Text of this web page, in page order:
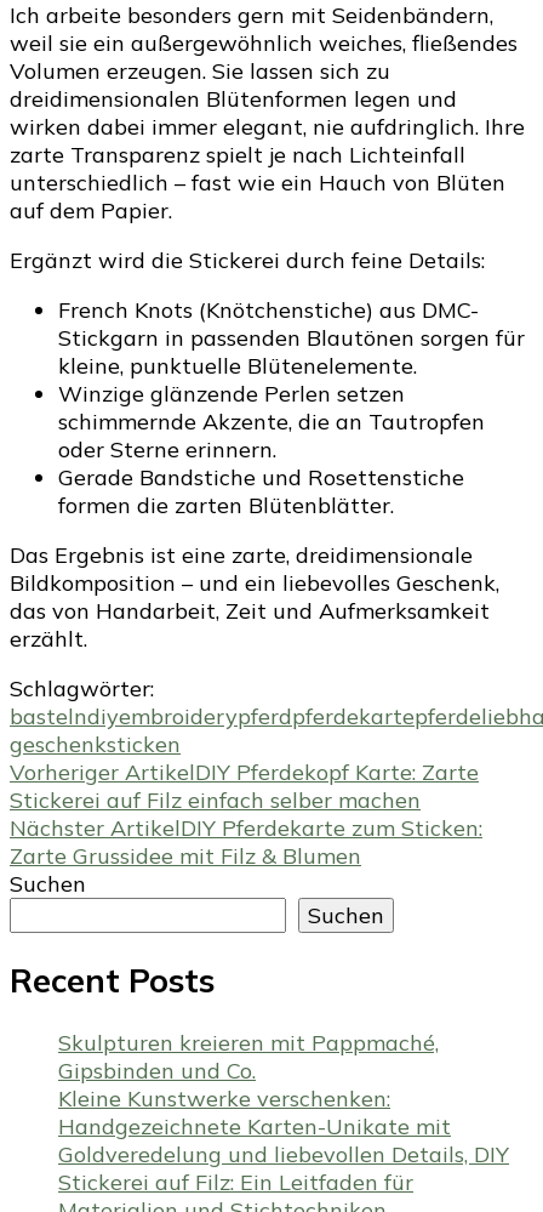
Ich arbeite besonders gern mit Seidenbändern,
weil sie ein außergewöhnlich weiches, fließendes
Volumen erzeugen. Sie lassen sich zu
dreidimensionalen Blütenformen legen und
wirken dabei immer elegant, nie aufdringlich. Ihre
zarte Transparenz spielt je nach Lichteinfall
unterschiedlich – fast wie ein Hauch von Blüten
auf dem Papier.
Ergänzt wird die Stickerei durch feine Details:
French Knots (Knötchenstiche) aus DMC-
Stickgarn in passenden Blautönen sorgen für
kleine, punktuelle Blütenelemente.
Winzige glänzende Perlen setzen
schimmernde Akzente, die an Tautropfen
oder Sterne erinnern.
Gerade Bandstiche und Rosettenstiche
formen die zarten Blütenblätter.
Das Ergebnis ist eine zarte, dreidimensionale
Bildkomposition – und ein liebevolles Geschenk,
das von Handarbeit, Zeit und Aufmerksamkeit
erzählt.
Schlagwörter:
bastelndiyembroiderypferdpferdekarte
geschenksticken
Beitragsnavigation
Vorheriger ArtikelDIY Pferdekopf Karte: Zarte
Stickerei auf Filz einfach selber machen
Nächster ArtikelDIY Pferdekarte zum Sticken:
Zarte Grussidee mit Filz & Blumen
Suchen
Suchen
Recent Posts
Skulpturen kreieren mit Pappmaché,
Gipsbinden und Co.
Kleine Kunstwerke verschenken:
Handgezeichnete Karten-Unikate mit
Goldveredelung und liebevollen Details, DIY
Stickerei auf Filz: Ein Leitfaden für